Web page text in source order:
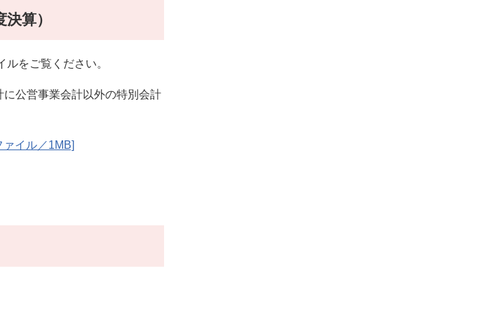
算）
をご覧ください。
公営事業会計以外の特別会計
イル／1MB]